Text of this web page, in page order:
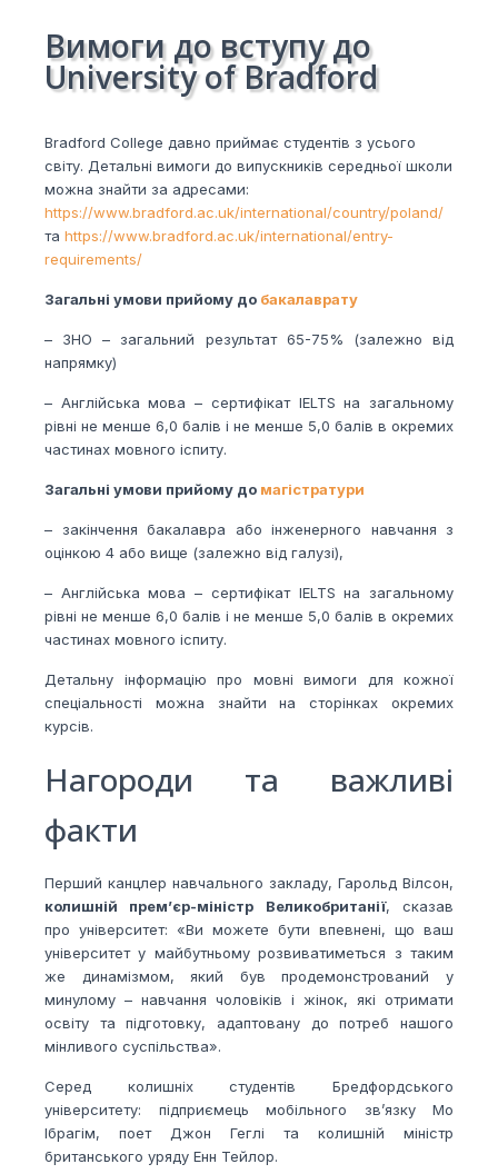
Вимоги до вступу до
University of Bradford
Bradford College давно приймає студентів з усього
світу. Детальні вимоги до випускників середньої школи
можна знайти за адресами:
https://www.bradford.ac.uk/international/country/poland/
та https://www.bradford.ac.uk/international/entry-
requirements/
Загальні умови прийому до бакалаврату
– ЗНО – загальний результат 65-75% (залежно від
напрямку)
– Англійська мова – сертифікат IELTS на загальному
рівні не менше 6,0 балів і не менше 5,0 балів в окремих
частинах мовного іспиту.
Загальні умови прийому до магістратури
– закінчення бакалавра або інженерного навчання з
оцінкою 4 або вище (залежно від галузі),
– Англійська мова – сертифікат IELTS на загальному
рівні не менше 6,0 балів і не менше 5,0 балів в окремих
частинах мовного іспиту.
Детальну інформацію про мовні вимоги для кожної
спеціальності можна знайти на сторінках окремих
курсів.
Нагороди та важливі
факти
Перший канцлер навчального закладу, Гарольд Вілсон,
колишній прем’єр-міністр Великобританії,сказав
про університет: «Ви можете бути впевнені, що ваш
університет у майбутньому розвиватиметься з таким
же динамізмом, який був продемонстрований у
минулому – навчання чоловіків і жінок, які отримати
освіту та підготовку, адаптовану до потреб нашого
мінливого суспільства».
Серед колишніх студентів Бредфордського
університету: підприємець мобільного зв’язку Мо
Ібрагім, поет Джон Геглі та колишній міністр
британського уряду Енн Тейлор.